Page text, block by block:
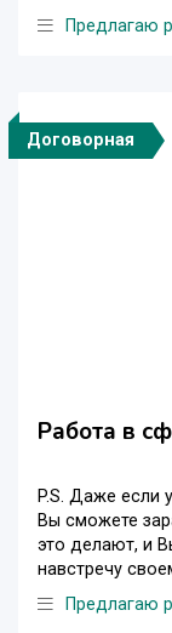
Предлагаю
Договорная
Работа в
P.S. Даже если
Вы сможете
это делают, и
навстречу
Предлагаю